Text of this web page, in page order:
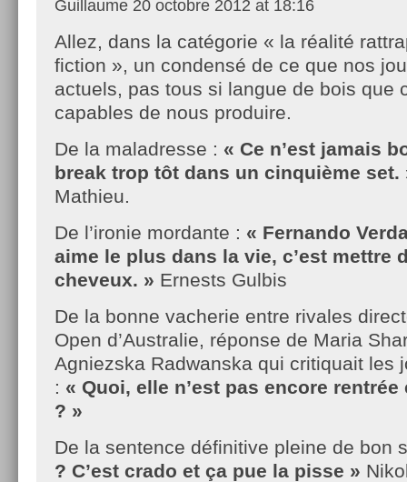
Guillaume 20 octobre 2012 at 18:16
Allez, dans la catégorie « la réalité
fiction », un condensé de ce que nos
actuels, pas tous si langue de bois que
capables de nous produire.
De la maladresse : « Ce n’est jamais
break trop tôt dans un cinquième
Mathieu.
De l’ironie mordante : « Fernando
aime le plus dans la vie, c’est mettre
cheveux. » Ernests Gulbis
De la bonne vacherie entre rivales
Open d’Australie, réponse de Maria
Agniezska Radwanska qui critiquait les
: « Quoi, elle n’est pas encore
? »
De la sentence définitive pleine de bon
? C’est crado et ça pue la pisse »